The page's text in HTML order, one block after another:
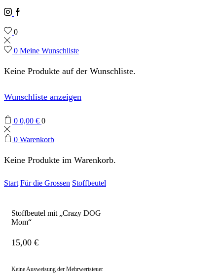
Instagram
Facebook
0
0 Meine Wunschliste
Keine Produkte auf der Wunschliste.
Wunschliste anzeigen
0 0,00 € 0
0 Warenkorb
Keine Produkte im Warenkorb.
Start Für die Grossen Stoffbeutel
Stoffbeutel mit „Crazy DOG
Mom“
15,00 €
Keine Ausweisung der Mehrwertsteuer